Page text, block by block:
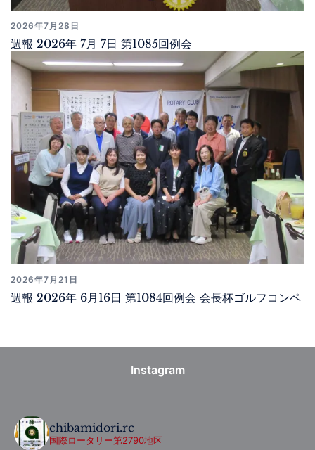
2026年7月28日
週報 2026年 7月 7日 第1085回例会
2026年7月21日
週報 2026年 6月16日 第1084回例会 会長杯ゴルフコンペ
Instagram
chibamidori.rc
国際ロータリー第2790地区